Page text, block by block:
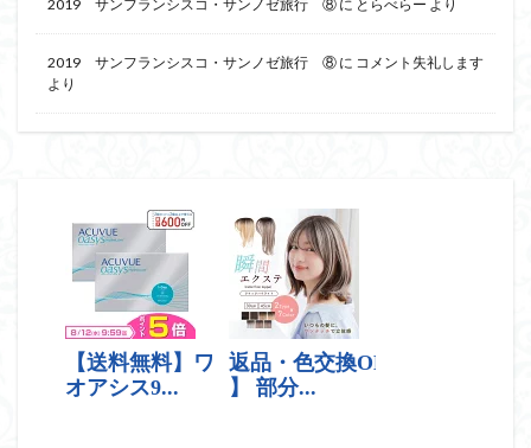
2019 サンフランシスコ・サンノゼ旅行 ⑧ に とらべらー より
2019 サンフランシスコ・サンノゼ旅行 ⑧ に コメント失礼します
より